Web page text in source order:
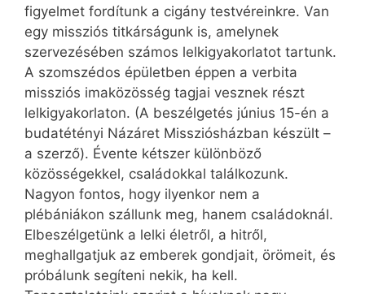
figyelmet fordítunk a cigány testvéreinkre. Van
egy missziós titkárságunk is, amelynek
szervezésében számos lelkigyakorlatot tartunk.
A szomszédos épületben éppen a verbita
missziós imaközösség tagjai vesznek részt
lelkigyakorlaton. (A beszélgetés június 15-én a
budatétényi Názáret Missziósházban készült –
a szerző). Évente kétszer különböző
közösségekkel, családokkal találkozunk.
Nagyon fontos, hogy ilyenkor nem a
plébániákon szállunk meg, hanem családoknál.
Elbeszélgetünk a lelki életről, a hitről,
meghallgatjuk az emberek gondjait, örömeit, és
próbálunk segíteni nekik, ha kell.